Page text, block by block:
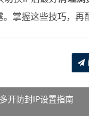
掌握这些技巧，再
开防封IP设置指南